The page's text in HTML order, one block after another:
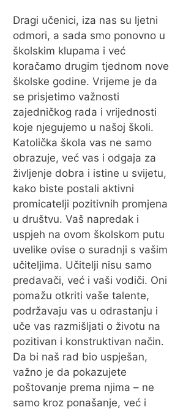
Dragi učenici, iza nas su ljetni
odmori, a sada smo ponovno u
školskim klupama i već
koračamo drugim tjednom nove
školske godine. Vrijeme je da
se prisjetimo važnosti
zajedničkog rada i vrijednosti
koje njegujemo u našoj školi.
Katolička škola vas ne samo
obrazuje, već vas i odgaja za
življenje dobra i istine u svijetu,
kako biste postali aktivni
promicatelji pozitivnih promjena
u društvu. Vaš napredak i
uspjeh na ovom školskom putu
uvelike ovise o suradnji s vašim
učiteljima. Učitelji nisu samo
predavači, već i vaši vodiči. Oni
pomažu otkriti vaše talente,
podržavaju vas u odrastanju i
uče vas razmišljati o životu na
pozitivan i konstruktivan način.
Da bi naš rad bio uspješan,
važno je da pokazujete
poštovanje prema njima – ne
samo kroz ponašanje, već i